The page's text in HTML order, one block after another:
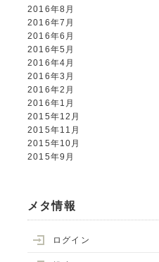
2016年8月
2016年7月
2016年6月
2016年5月
2016年4月
2016年3月
2016年2月
2016年1月
2015年12月
2015年11月
2015年10月
2015年9月
メタ情報
ログイン